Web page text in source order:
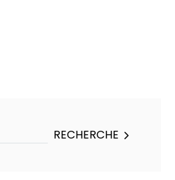
RECHERCHE